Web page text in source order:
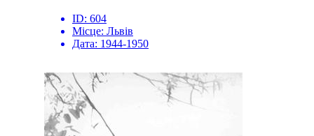
ID: 604
Місце: Львів
Дата: 1944-1950